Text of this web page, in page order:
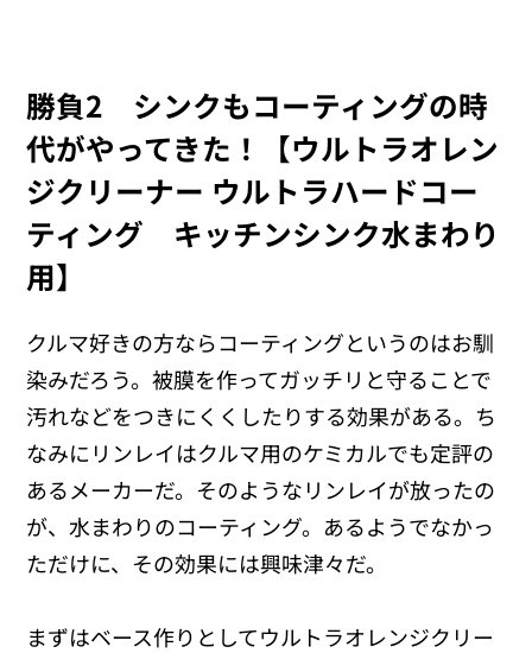
勝負2 シンクもコーティングの時
代がやってきた！【ウルトラオレン
ジクリーナー ウルトラハードコー
ティング キッチンシンク水まわり
用】
クルマ好きの方ならコーティングというのはお馴
染みだろう。被膜を作ってガッチリと守ることで
汚れなどをつきにくくしたりする効果がある。ち
なみにリンレイはクルマ用のケミカルでも定評の
あるメーカーだ。そのようなリンレイが放ったの
が、水まわりのコーティング。あるようでなかっ
ただけに、その効果には興味津々だ。
まずはベース作りとしてウルトラオレンジクリー